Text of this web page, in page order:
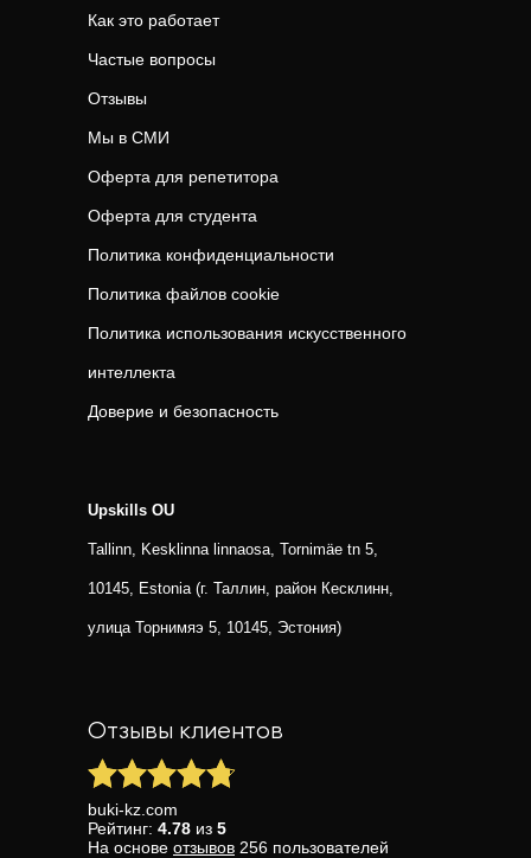
Как это работает
Частые вопросы
Отзывы
Мы в СМИ
Оферта для репетитора
Оферта для студента
Политика конфиденциальности
Политика файлов cookie
Политика использования искусственного
интеллекта
Доверие и безопасность
Upskills OU
Tallinn, Kesklinna linnaosa, Tornimäe tn 5,
10145, Estonia (г. Таллин, район Кесклинн,
улица Торнимяэ 5, 10145, Эстония)
Отзывы клиентов
buki-kz.com
Рейтинг: 4.78 из 5
На основе отзывов 256 пользователей